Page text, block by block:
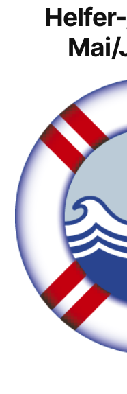
Mai/